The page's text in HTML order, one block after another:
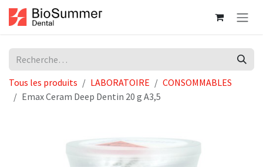
Se rendre au contenu
Tous les produits LABORATOIRE
CONSOMMABLES
Emax Ceram Deep Dentin 20 g A3,5